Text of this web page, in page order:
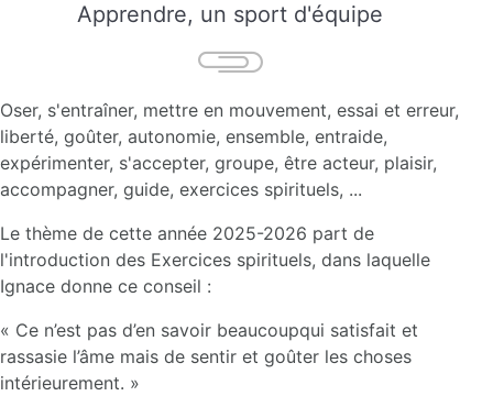
Apprendre, un sport d'équipe
Oser, s'entraîner, mettre en mouvement, essai et erreur,
liberté, goûter, autonomie, ensemble, entraide,
expérimenter, s'accepter, groupe, être acteur, plaisir,
accompagner, guide, exercices spirituels, ...
Le thème de cette année 2025-2026 part de
l'introduction des Exercices spirituels, dans laquelle
Ignace donne ce conseil :
« Ce n’est pas d’en savoir beaucoupqui satisfait et
rassasie l’âme mais de sentir et goûter les choses
intérieurement. »